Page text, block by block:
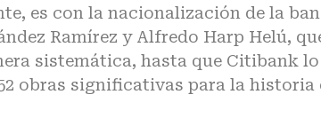
es con la nacionalización de la
Ramírez y Alfredo Harp Helú,
sistemática, hasta que Citibank lo
obras significativas para la historia